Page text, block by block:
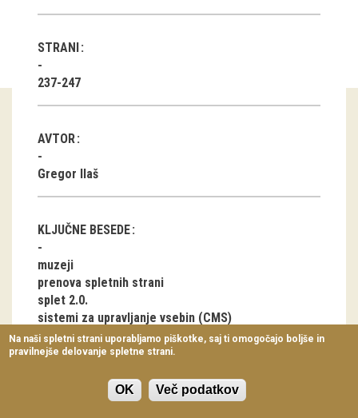
Gostovanja
E-razstave
Virtualni sprehodi
Razstavni projekti
Napovednik
Arhiv razstav
Koledar dogodkov
Prireditve
Predavanja
Delavnice
Vodeni ogledi
STRANI
237-247
AVTOR
Gregor Ilaš
KLJUČNE BESEDE
muzeji
prenova spletnih strani
splet 2.0.
sistemi za upravljanje vsebin (CMS)
Drupal
Na naši spletni strani uporabljamo piškotke, saj ti omogočajo boljše in
pravilnejše delovanje spletne strani.
OK Več podatkov